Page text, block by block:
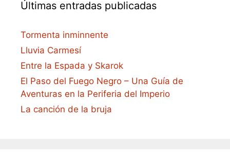
Últimas entradas publicadas
Tormenta inminnente
Lluvia Carmesí
Entre la Espada y Skarok
El Paso del Fuego Negro – Una Guía de
Aventuras en la Periferia del Imperio
La canción de la bruja